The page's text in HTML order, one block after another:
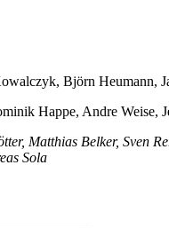
Björn Heumann,
Happe, Andre Weise,
Matthias Belker, Sven
Sola